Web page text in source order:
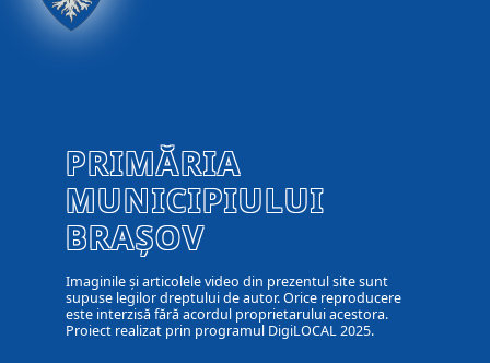
PRIMĂRIA
MUNICIPIULUI
BRAȘOV
Imaginile și articolele video din prezentul site sunt
supuse legilor dreptului de autor. Orice reproducere
este interzisă fără acordul proprietarului acestora.
Proiect realizat prin programul DigiLOCAL 2025.